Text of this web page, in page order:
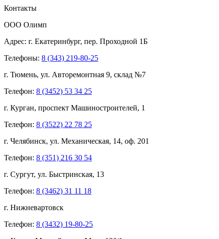
Контакты
ООО Олимп
Адрес: г. Екатеринбург, пер. Проходной 1Б
Телефоны: 8 (343) 219-80-25
г. Тюмень, ул. Авторемонтная 9, склад №7
Телефон: 8 (3452) 53 34 25
г. Курган, проспект Машиностроителей, 1
Телефон: 8 (3522) 22 78 25
г. Челябинск, ул. Механическая, 14, оф. 201
Телефон: 8 (351) 216 30 54
г. Сургут, ул. Быстринская, 13
Телефон: 8 (3462) 31 11 18
г. Нижневартовск
Телефон: 8 (3432) 19-80-25